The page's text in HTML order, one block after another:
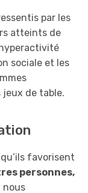
par les
atteints de
sociale et les
de table.
favorisent
personnes,
nous